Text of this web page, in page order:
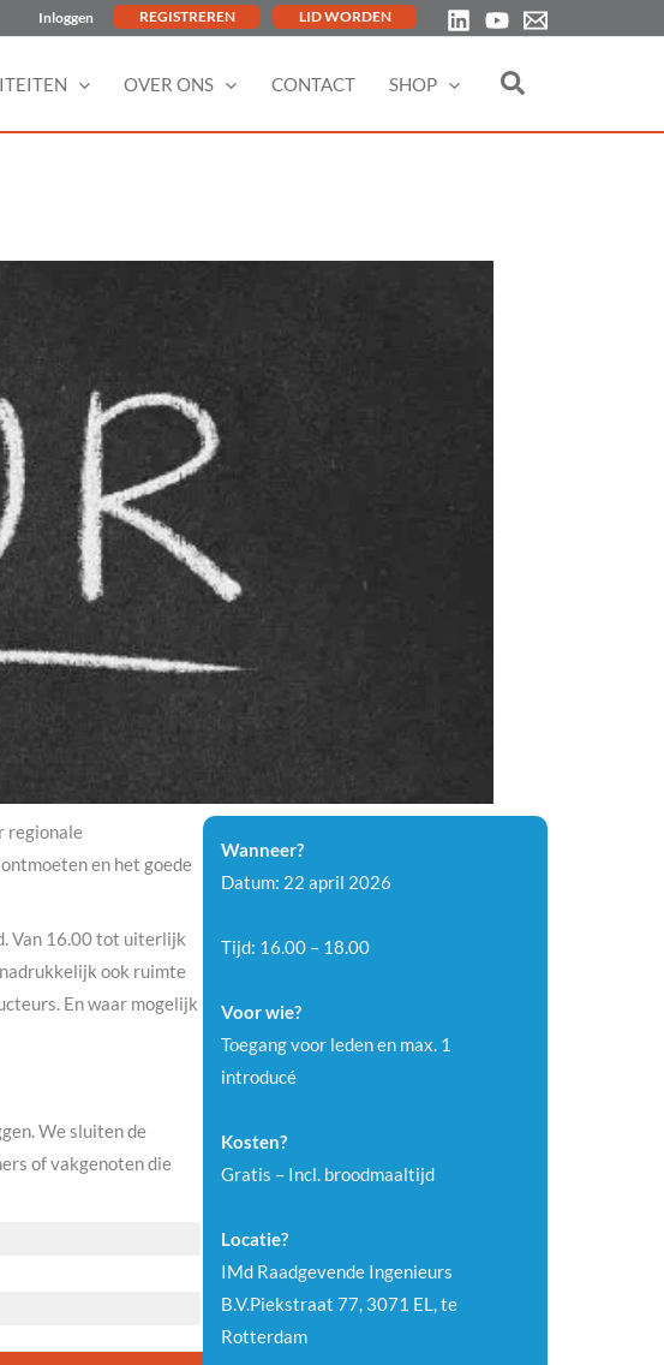
Inloggen REGISTREREN LID WORDEN
OVER ONS CONTACT SHOP
regionale
en het goede
Van 16.00 tot uiterlijk
ook ruimte
En waar mogelijk
We sluiten de
of vakgenoten die
Wanneer?
Datum: 22 april 2026
Tijd: 16.00 – 18.00
Voor wie?
Toegang voor leden en max. 1
introducé
Kosten?
Gratis – Incl. broodmaaltijd
Locatie?
IMd Raadgevende Ingenieurs
B.V.Piekstraat 77, 3071 EL, te
Rotterdam